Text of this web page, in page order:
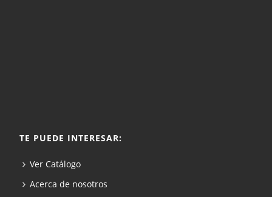
TE PUEDE INTERESAR:
Ver Catálogo
Acerca de nosotros